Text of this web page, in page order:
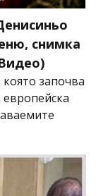
снимка
започва